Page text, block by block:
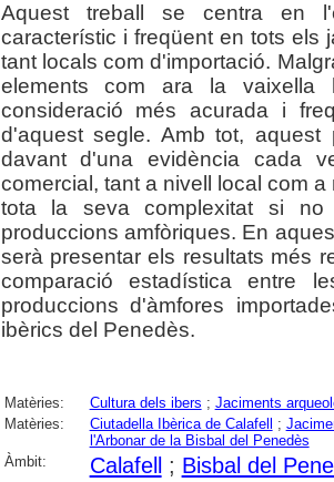
Aquest treball se centra en
característic i freqüent en tots els
tant locals com d'importació.
elements com ara la vaixella
consideració més acurada i
d'aquest segle. Amb tot, aquest
davant d'una evidència cada
comercial, tant a nivell local com
tota la seva complexitat si no
produccions amfòriques. En
serà presentar els resultats més
comparació estadística entre
produccions d'àmfores
ibèrics del Penedès.
Matèries: Cultura dels ibers ; Jaciments
Matèries:
Ciutadella Ibèrica de Calafell ;
l'Arbonar de la Bisbal del Penedès
Àmbit:
Calafell ; Bisbal del